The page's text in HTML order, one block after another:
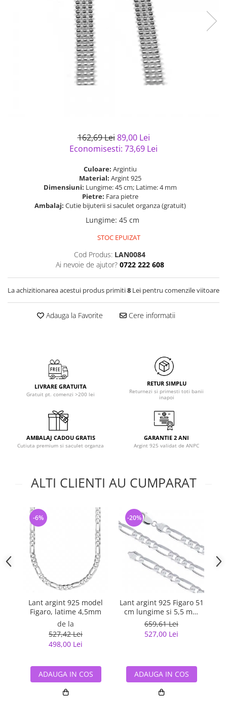
Bijuterii argint placat cu aur
Bijuterii argint cu diverse
Bijuterii argint cu murano
Bijuterii gotice si rock
Bijuterii Handmade
Casete si cutii de bijuterii
Solutii si lavete de curatare
162,69 Lei 89,00 Lei
Economisesti: 73,69 Lei
Culoare: Argintiu
Material: Argint 925
Dimensiuni: Lungime: 45 cm; Latime: 4 mm
Pietre: Fara pietre
Ambalaj: Cutie bijuterii si saculet organza (gratuit)
Lungime: 45 cm
STOC EPUIZAT
Cod Produs: LAN0084
Ai nevoie de ajutor? 0722 222 608
La achizitionarea acestui produs primiti8 Lei pentru comenzile viitoare
Adauga la Favorite Cere informatii
LIVRARE GRATUITA
Gratuit pt. comenzi >200 lei
RETUR SIMPLU
Returnezi si primesti toti banii
inapoi
AMBALAJ CADOU GRATIS
Cutiuta premium si saculet organza
GARANTIE 2 ANI
Argint 925 validat de ANPC
ALTI CLIENTI AU CUMPARAT
Lant argint 925 model
Figaro, latime 4,5mm
de la
527,42 Lei
498,00 Lei
-6%
ADAUGA IN COS
Lant argint 925 Figaro 51
cm lungime si 5,5 mm
latime, Classical You
LSX0202
659,61 Lei
527,00 Lei
-20%
ADAUGA IN COS